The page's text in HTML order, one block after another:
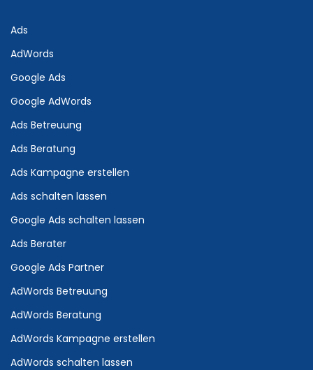
Ads
AdWords
Google Ads
Google AdWords
Ads Betreuung
Ads Beratung
Ads Kampagne erstellen
Ads schalten lassen
Google Ads schalten lassen
Ads Berater
Google Ads Partner
AdWords Betreuung
AdWords Beratung
AdWords Kampagne erstellen
AdWords schalten lassen